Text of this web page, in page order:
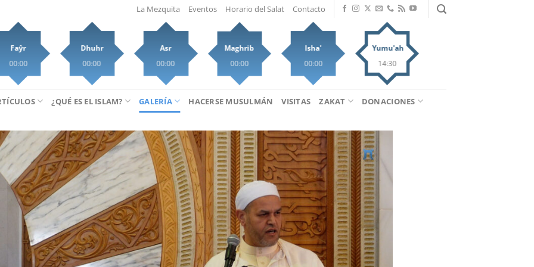
La Mezquita Eventos Horario del Salat Contacto
Faŷr
00:00
Dhuhr
00:00
Asr
00:00
Maghrib
00:00
Isha'
00:00
Yumu'ah
14:30
¿QUÉ ES EL ISLAM? GALERÍA HACERSE MUSULMÁN VISITAS ZAKAT DONACIONES